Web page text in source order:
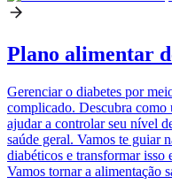
Plano alimentar
Gerenciar o diabetes por
complicado. Descubra como
ajudar a controlar seu nível
saúde geral. Vamos te guiar
diabéticos e transformar isso
Vamos tornar a alimentação